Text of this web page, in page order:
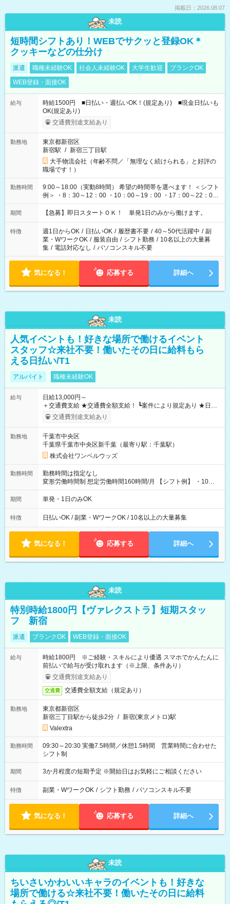
掲載日：2026.08.07
未読
短時間シフトあり！WEBでサクッと登録OK＊
クッキーなどの仕分け
派遣 職種未経験OK 社会人未経験OK 大学生歓迎
ブランクOK
WEB登録・面接OK
給与
時給1500円 ■日払い・週払いOK！(規定あり) ■現金日払いも
OK(規定あり)
交通費別途支給あり
勤務地
東京都新宿区
新宿駅 / 新宿三丁目駅
大手物流会社（年齢不問／「無理なく続けられる」と好評の
職場です！）
勤務時間
9:00～18:00（実動8時間） 希望の時間帯を選べます！ ＜シフト
例＞ ・8：30～12：00 ・10：00～19：00 ・17：00～22：00
・13：00～22：00 ・22：00～翌6：00 など
期間 【急募】即日スタートＯＫ！ 単発1日のみから働けます。
特徴 週1日からOK / 日払いOK / 履歴書不要 / 40～50代活躍中 / 副
業・WワークOK / 服装自由 / シフト勤務 / 10名以上の大量募
集 / 電話対応なし / パソコンスキル不要
気になる！ 応募する 詳細へ
未読
人気イベントも！好きな場所で働けるイベント
スタッフ☆来社不要！働いたその日に給料もら
える日払い/T1
アルバイト 職種未経験OK
給与
日給13,000円～
＋交通費支給 ★交通費全額支給！ ┗案件により規定あり ★日払
いOK！（規定あり） ┗働いたその日に現金GET♪ お仕事後はコ
ンビニATMから 日払い分を引き落とせます！ 【試用期間】試
交通費別途支給あり
勤務地
千葉市中央区
千葉県千葉市中央区新千葉（最寄り駅：千葉駅）
株式会社ワンベルウッズ
勤務時間
勤務時間は指定なし
変形労働時間制 想定労働時間160時間/月 【シフト例】 ・10：
00～20：00
期間 単発・1日のみOK
特徴 日払いOK / 副業・WワークOK / 10名以上の大量募集
気になる！ 応募する 詳細へ
未読
特別時給1800円【ヴァレクストラ】短期スタッ
フ 新宿
派遣 ブランクOK WEB登録・面接OK
給与
時給1800円 ※ご経験・スキルにより優遇 スマホでかんたんに
前払いで給与が受け取れます（※上限、条件あり）
交通費別途支給あり
交通費 交通費全額支給（規定あり）
勤務地
東京都新宿区
新宿三丁目駅から徒歩2分 / 新宿(東京メトロ)駅
Valextra
勤務時間
09:30～20:30 実働7.5時間／休憩1.5時間 営業時間に合わせた
シフト制
期間 3か月程度の短期予定 ※開始日はお気軽にご相談ください
特徴 副業・WワークOK / シフト勤務 / パソコンスキル不要
気になる！ 応募する 詳細へ
未読
ちいさいかわいいキャラのイベントも！好きな
場所で働ける☆来社不要！働いたその日に給料